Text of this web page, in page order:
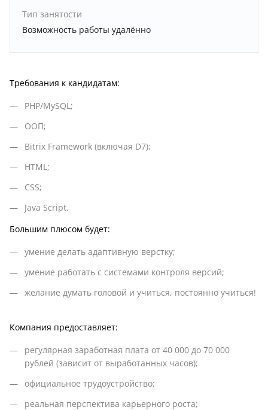
Тип занятости
Возможность работы удалённо
Требования к кандидатам:
PHP/MySQL;
ООП;
Bitrix Framework (включая D7);
HTML;
CSS;
Java Script.
Большим плюсом будет:
умение делать адаптивную верстку;
умение работать с системами контроля версий;
желание думать головой и учиться, постоянно учиться!
Компания предоставляет:
регулярная заработная плата от 40 000 до 70 000
рублей (зависит от выработанных часов);
официальное трудоустройство;
реальная перспектива карьерного роста;